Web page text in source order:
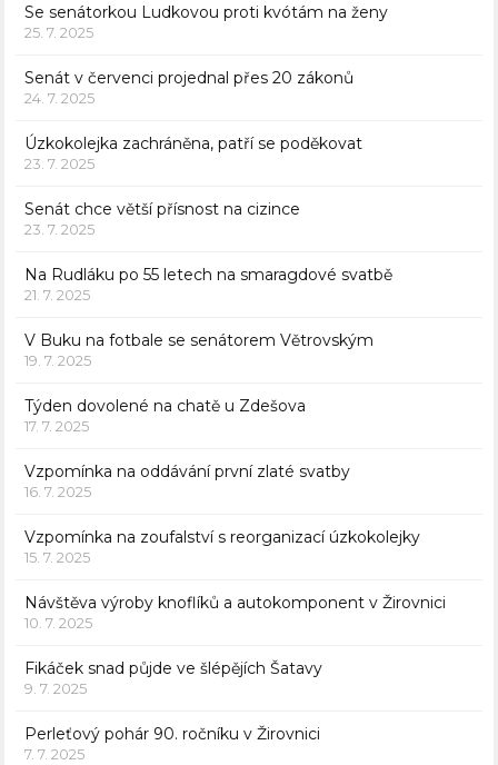
Se senátorkou Ludkovou proti kvótám na ženy
25. 7. 2025
Senát v červenci projednal přes 20 zákonů
24. 7. 2025
Úzkokolejka zachráněna, patří se poděkovat
23. 7. 2025
Senát chce větší přísnost na cizince
23. 7. 2025
Na Rudláku po 55 letech na smaragdové svatbě
21. 7. 2025
V Buku na fotbale se senátorem Větrovským
19. 7. 2025
Týden dovolené na chatě u Zdešova
17. 7. 2025
Vzpomínka na oddávání první zlaté svatby
16. 7. 2025
Vzpomínka na zoufalství s reorganizací úzkokolejky
15. 7. 2025
Návštěva výroby knoflíků a autokomponent v Žirovnici
10. 7. 2025
Fikáček snad půjde ve šlépějích Šatavy
9. 7. 2025
Perleťový pohár 90. ročníku v Žirovnici
7. 7. 2025